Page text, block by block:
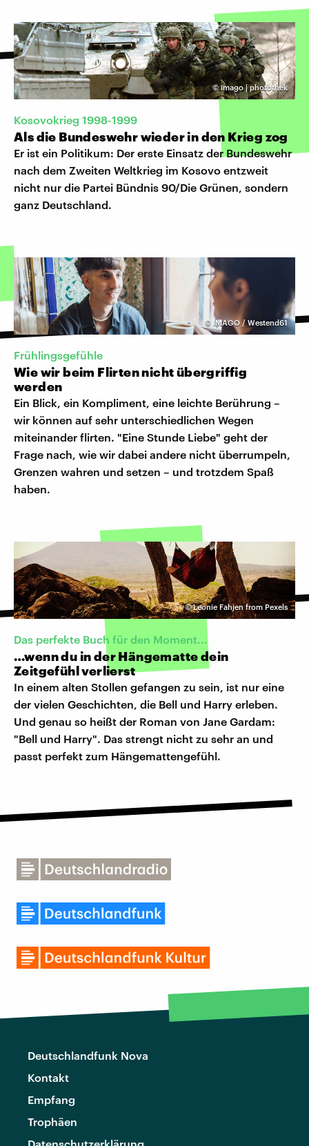
©imago | photothek
Kosovokrieg 1998-1999
Als die Bundeswehr wieder in den Krieg zog
Er ist ein Politikum: Der erste Einsatz der Bundeswehr
nach dem Zweiten Weltkrieg im Kosovo entzweit
nicht nur die Partei Bündnis 90/Die Grünen, sondern
ganz Deutschland.
© IMAGO / Westend61
Frühlingsgefühle
Wie wir beim Flirten nicht übergriffig
werden
Ein Blick, ein Kompliment, eine leichte Berührung –
wir können auf sehr unterschiedlichen Wegen
miteinander flirten. "Eine Stunde Liebe" geht der
Frage nach, wie wir dabei andere nicht überrumpeln,
Grenzen wahren und setzen – und trotzdem Spaß
haben.
©Leonie Fahjen from Pexels
Das perfekte Buch für den Moment...
…wenn du in der Hängematte dein
Zeitgefühl verlierst
In einem alten Stollen gefangen zu sein, ist nur eine
der vielen Geschichten, die Bell und Harry erleben.
Und genau so heißt der Roman von Jane Gardam:
"Bell und Harry". Das strengt nicht zu sehr an und
passt perfekt zum Hängemattengefühl.
Deutschlandfunk Nova
Kontakt
Empfang
Trophäen